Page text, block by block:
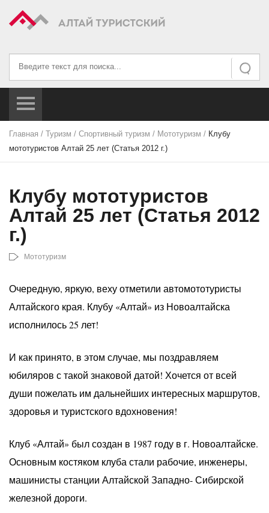
Искать
Искать...
Главная / Туризм / Спортивный туризм / Мототуризм / Клубу
мототуристов Алтай 25 лет (Статья 2012 г.)
Клубу мототуристов
Алтай 25 лет (Статья 2012
г.)
Мототуризм
Очередную, яркую, веху отметили автомототуристы
Алтайского края. Клубу «Алтай» из Новоалтайска
исполнилось 25 лет!
И как принято, в этом случае, мы поздравляем
юбиляров с такой знаковой датой! Хочется от всей
души пожелать им дальнейших интересных маршрутов,
здоровья и туристского вдохновения!
Клуб «Алтай» был создан в 1987 году в г. Новоалтайске.
Основным костяком клуба стали рабочие, инженеры,
машинисты станции Алтайской Западно- Сибирской
железной дороги.